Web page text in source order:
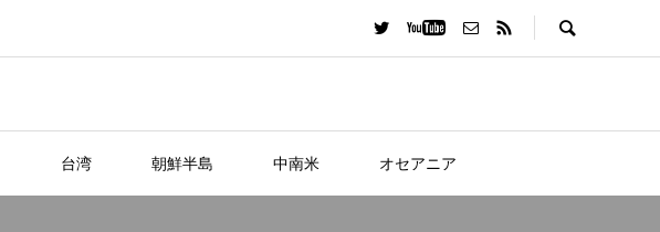
台湾 朝鮮半島 中南米 オセアニア